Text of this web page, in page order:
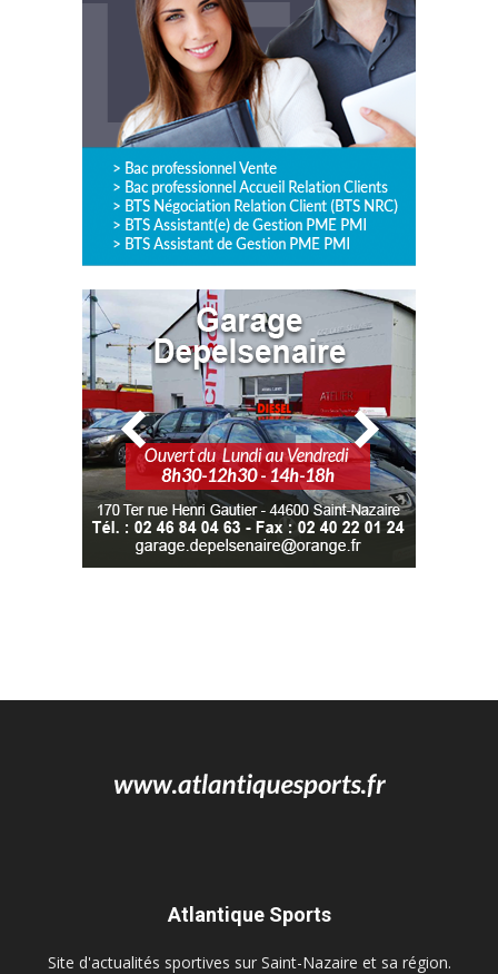
Atlantique Sports
Site d'actualités sportives sur Saint-Nazaire et sa région.